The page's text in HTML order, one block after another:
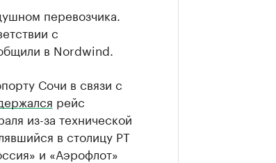
перевозчика.
с
в Nordwind.
Сочи в связи с
рейс
из-за технической
в столицу РТ
и «Аэрофлот»